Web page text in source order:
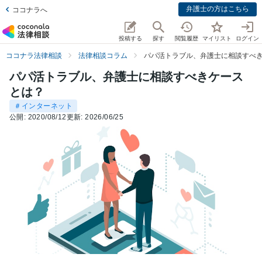
ココナラへ 弁護士の方はこちら
投稿する 探す 閲覧履歴 マイリスト ログイン
ココナラ法律相談 法律相談コラム パパ活トラブル、弁護士に相談すべ
パパ活トラブル、弁護士に相談すべきケース
とは？
＃インターネット
公開: 2020/08/12更新:2026/06/25